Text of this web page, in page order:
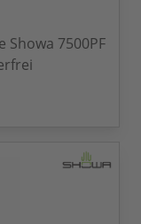
7500PF